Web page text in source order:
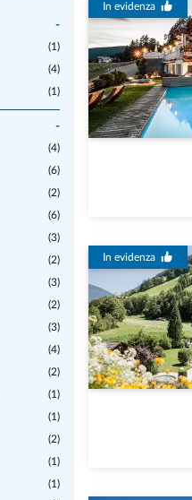
-
(1)
(4)
(1)
-
(4)
(6)
(2)
(6)
(3)
(2)
(3)
(2)
(3)
(4)
(2)
(1)
(1)
(2)
(1)
(1)
In evidenza
In evidenza